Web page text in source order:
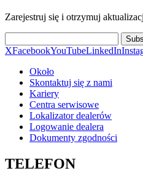
Zarejestruj się i otrzymuj
XFacebookYouTubeLinkedIn
Około
Skontaktuj się z nami
Kariery
Centra serwisowe
Lokalizator dealerów
Logowanie dealera
Dokumenty zgodności
TELEFON